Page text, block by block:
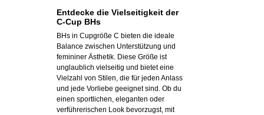
Entdecke die Vielseitigkeit der
C-Cup BHs
BHs in Cupgröße C bieten die ideale
Balance zwischen Unterstützung und
femininer Ästhetik. Diese Größe ist
unglaublich vielseitig und bietet eine
Vielzahl von Stilen, die für jeden Anlass
und jede Vorliebe geeignet sind. Ob du
einen sportlichen, eleganten oder
verführerischen Look bevorzugst, mit